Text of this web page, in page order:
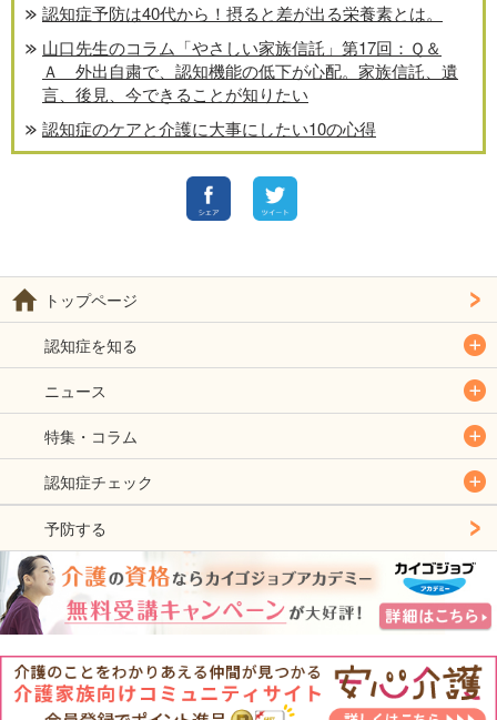
認知症予防は40代から！摂ると差が出る栄養素とは。
山口先生のコラム「やさしい家族信託」第17回：Ｑ＆
Ａ 外出自粛で、認知機能の低下が心配。家族信託、遺
言、後見、今できることが知りたい
認知症のケアと介護に大事にしたい10の心得
トップページ
認知症を知る
ニュース
特集・コラム
認知症チェック
予防する